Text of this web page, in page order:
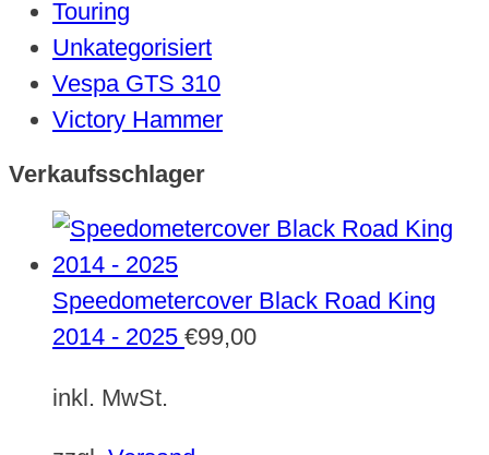
Touring
Unkategorisiert
Vespa GTS 310
Victory Hammer
Verkaufsschlager
Speedometercover Black Road King
2014 - 2025 €99,00
inkl. MwSt.